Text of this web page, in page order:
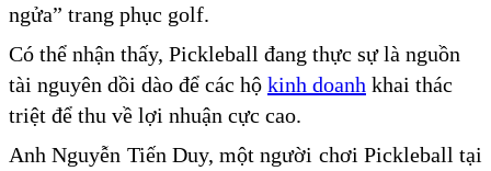
ngửa” trang phục golf.
Có thể nhận thấy, Pickleball đang thực sự là nguồn
tài nguyên dồi dào để các hộ kinh doanh khai thác
triệt để thu về lợi nhuận cực cao.
Anh Nguyễn Tiến Duy, một người chơi Pickleball tại